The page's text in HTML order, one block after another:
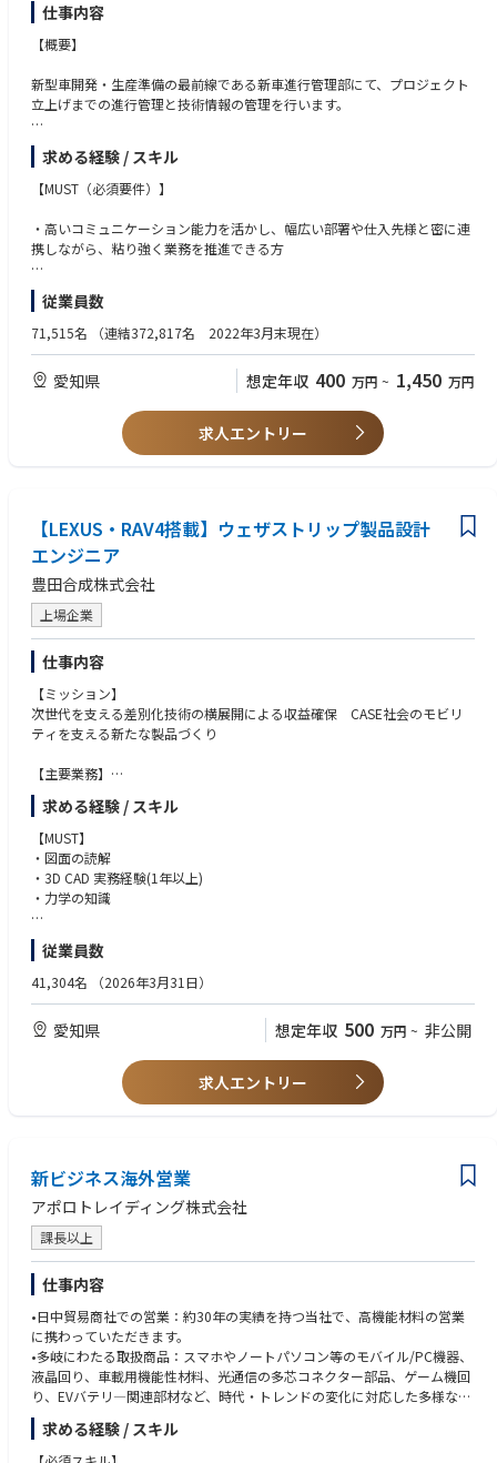
4. 流動製品についての利益改善活動について、プロジェクトリーダーとし
て関係部署（技術部・製造部・調達部・国内外グループ会社他）を牽引・
推進します。
【業務のやりがい・魅力】
デバイス事業Gにおいて、
・事業部長の参謀として、成長領域製品の開発・事業化戦略を立案・実行
していく業務まで経験出来ます。
連部署を包括的にリードすることで、経営視点・戦略思考力・関係構築
力・リーダーシップ等を磨く事が出来ます。
・グローバルな採算向上や国内外グループ会社との連結経営等、全世界を
視野に入れた戦略立案・業務遂行が必要となり、海外拠点出向機会もあり
ます。
【組織構成】
企画部としては60名以上が在籍しており、メンバーには他社を経験したキ
ャリア入社者や若手メンバーが多く在籍しております。慣習や年齢、役職
にとらわれず一人ひとりが能力を発揮できる組織カルチャーがあります(参
考：30歳以下18人、35歳以下13人、40歳以下11人)。
売価立案や原価企画を主たる業務として、技術・製造・調達・品保・営業
等とのやりとりを通じて、担当する製品をお金の面で支えています。社内
の雰囲気は非常に良く、仕事の裁量も大きく、個人の意思・考えが尊重さ
れること、また新たな業務に苦戦した際も周囲の方々の支援やフォローが
手厚く、仕事にとてもやりがいを感じています。
★37歳(社会人経験 16年目) 中途入社（前職：自動車メーカー）
関係部署のトップ層を巻き込みながら、事業戦略の立案・整合・推進する
仕事に携わることが出来ます。現在は、中国の生産会社に赴任し、拠点の
事業運営や組織マネージメント等の仕事にチャレンジしています。日々や
りがいを感じながら、自分のキャリアを開拓しております。
仕事内容
【概要】
新型車開発・生産準備の最前線である新車進行管理部にて、プロジェクト
立上げまでの進行管理と技術情報の管理を行います。
【詳細】
・新型車開発プロジェクトの大日程立案
・技術情報の管理
・全社横断的な課題の解決
【職場イメージ】
・20代から60代まで幅広い年代が在籍し、若手や中堅メンバーも多く活躍
・困りごとはチームで助け合う活気ある明るい職場です。
化・複雑化する新車開発の企画から市場投入までを、現場で技術情報を管
理しながら支える組織
【やりがい・PR】
新型車開発・生産準備の現場で、「車両企画から市場投入まで」を一貫し
て見守ることができます。
トヨタの多くの業務は技術情報でつながっており、その管理を通じて新車
開発から車両生産までを支える重要な役割を担います。
国内外の生産拠点と連携し、海外プロジェクトの遠隔支援や現地での活躍
の機会もあります。グローバルにチャレンジしたい方に適した環境です。
【Mission（短期）】
新型車の大日程立案やプロジェクト進行管理、技術情報の処理・管理がで
きる実務リーダーとして活躍いただくことを期待します。
【Vision/Value（中長期）】
新型車の開発から生産に関する幅広い専門知識を持ち、プロジェクト戦略
立案や全社横断的な課題解決を担うプロジェクトリーダーへ成長していた
だくことを期待します。
求める経験 / スキル
【MUST（必須要件）】
・高いコミュニケーション能力を活かし、幅広い部署や仕入先様と密に連
携しながら、粘り強く業務を推進できる方
・PCスキル（Excel、PowerPoint、Word）
【WANT（歓迎要件）】
・自動車業界または製造業において、車両・部品のプロジェクト管理や開
発、生産管理の経験・知識がある方
従業員数
71,515名 （連結372,817名 2022年3月末現在）
愛知県 想定年収 400 万円 ~ 1,450 万円
求人エントリー
【LEXUS・RAV4搭載】ウェザストリップ製品設計
エンジニア
豊田合成株式会社
上場企業
仕事内容
【ミッション】
次世代を支える差別化技術の横展開による収益確保 CASE社会のモビリ
ティを支える新たな製品づくり
【主要業務】
WS第1設計生技室：WSオープニングトリム製品設計、収益改善活動
WS第2設計生技室：WSドア製品設計、収益改善活動
WS第3設計生技室：ガラスラン製品設計、収益改善活動
WS第4設計生技室：ガラスラン、WSアウター製品設計、収益改善活動、
受注企画（受注活動）
【具体的な業務内容】
・収益改善活動（VE・VA）
・WS製品の受注活動(戦略立案＆実施
製品設計の経験を生かしてCADで具現化ができる。中堅層として顧客と実
別製品の設計知見から業務推進についてお新たな視点でより効率的な進め
かたを主体的に提案できる
自動車とも部品主役でシナリオを構築しながら設計を進める事が出来る
・製品設計を通してSQCや機械学習といった統計手法を活用し設計する事
で、効率的かつ自動化も見据えた活動推進に携わる事が出来る
【搭載製品】
新型LEXUS ESに豊田合成の内装・外装向け製品が採用
https://www.toyoda-gosei.co.jp/news/details.php?id=1516
【使用ツール】
3D CAD（CATIA V5）
統計解析ツール(Statworks)
その他(パイソン、パワーオートメイト)
求める経験 / スキル
【MUST】
・図面の読解
・3D CAD 実務経験(1年以上)
・力学の知識
【WANT】
・ゴム材料知識、材料力学の知識
・WS製品設計の実績
・自動車部品メーカー
従業員数
41,304名 （2026年3月31日）
愛知県 想定年収 500 万円 ~ 非公開
求人エントリー
新ビジネス海外営業
アポロトレイディング株式会社
課長以上
仕事内容
•日中貿易商社での営業：約30年の実績を持つ当社で、高機能材料の営業
に携わっていただきます。
•多岐にわたる取扱商品：スマホやノートパソコン等のモバイル/PC機器、
液晶回り、車載用機能性材料、光通信の多芯コネクター部品、ゲーム機回
り、EVバテリ―関連部材など、時代・トレンドの変化に対応した多様な商
品を扱います。
•キャリアアップの機会：将来的には中国深圳、台湾の子会社での駐在
や、現地法人幹部職としてのキャリアアップも目指せます。
求める経験 / スキル